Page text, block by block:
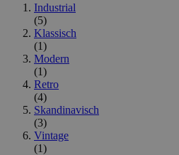
Industrial
(5)
Klassisch
(1)
Modern
(1)
Retro
(4)
Skandinavisch
(3)
Vintage
(1)